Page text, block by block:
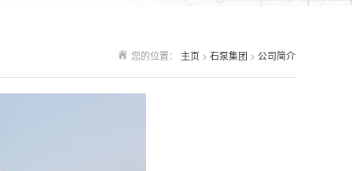
您的位置： 主页 > 石泵集团 > 公司简介